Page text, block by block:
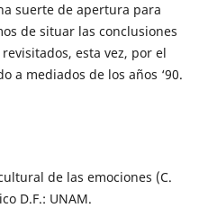
suerte de apertura para
de situar las conclusiones
esta vez, por el
a mediados de los años ‘90.
de las emociones (C.
D.F.: UNAM.